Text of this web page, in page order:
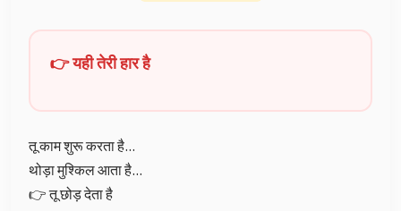
👉 यही तेरी हार है
तू काम शुरू करता है…
थोड़ा मुश्किल आता है…
👉 तू छोड़ देता है